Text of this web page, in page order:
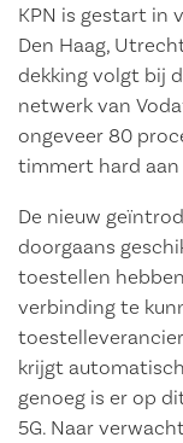
KPN is gestart in
Den Haag,
dekking volgt bij
netwerk van
ongeveer 80
timmert hard aan
De nieuw
doorgaans
toestellen
verbinding te
krijgt
genoeg is er op
5G. Naar